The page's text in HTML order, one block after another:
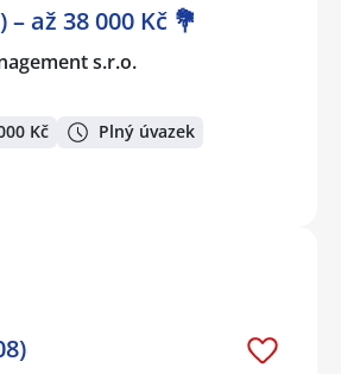
až 38 000 Kč 💐
s.r.o.
Kč Plný úvazek